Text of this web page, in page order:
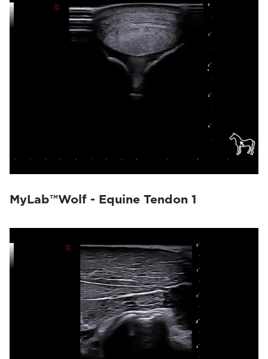
MyLab™Heron(15)
MyLab™X1 Go VET(9)
(6)
MyLab™Panther
(19)
(9)
MyLab™Wolf - Equine Tendon 1